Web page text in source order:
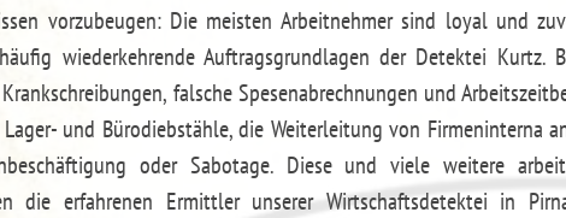
vorzubeugen: Die meisten Arbeitnehmer sind loyal und
wiederkehrende Auftragsgrundlagen der Detektei Kurtz.
falsche Spesenabrechnungen und
und Bürodiebstähle, die Weiterleitung von Firmeninterna
oder Sabotage. Diese und viele weitere
die erfahrenen Ermittler unserer Wirtschaftsdetektei in